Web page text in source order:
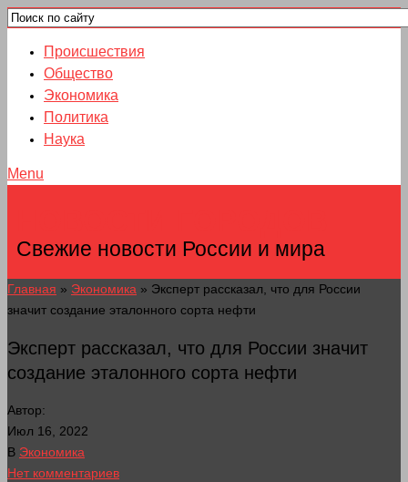
Происшествия
Общество
Экономика
Политика
Наука
Menu
Свежие новости России и мира
Главная » Экономика » Эксперт рассказал, что для России
значит создание эталонного сорта нефти
Эксперт рассказал, что для России значит
создание эталонного сорта нефти
Автор:
Июл 16, 2022
В Экономика
Нет комментариев